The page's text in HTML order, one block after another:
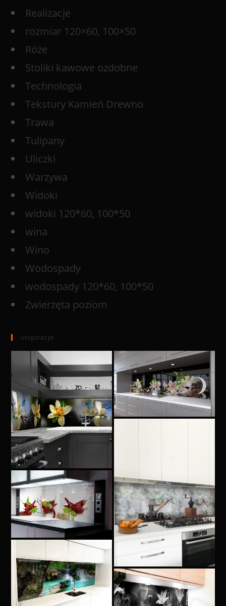
Realizacje
rozmiar 120×60, 100×50
Róże
Stoliki kawowe ozdobne
Technologia
Tekstury Kamień Drewno
Trawa
Tulipany
Uliczki
Warzywa
Widoki
widoki 120*60, 100*50
wina
Wino
Wodospady
wodospady 120*60, 100*50
Zwierzęta poziom
Inspiracje